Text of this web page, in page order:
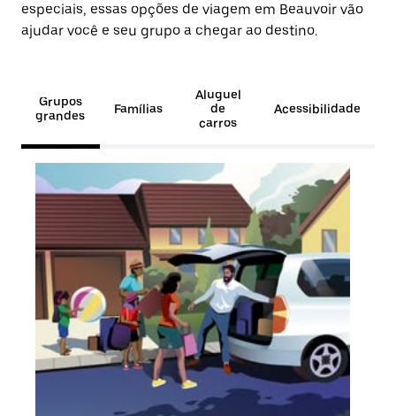
especiais, essas opções de viagem em Beauvoir vão
ajudar você e seu grupo a chegar ao destino.
Grupos
grandes
Famílias
Aluguel
de
carros
Acessibilidade